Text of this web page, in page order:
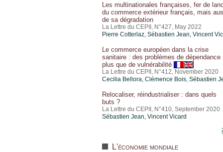
Les multinationales françaises, fer de
du commerce extérieur français, mais
de sa dégradation
La Lettre du CEPII, N°427, May 2022
Pierre Cotterlaz Sébastien Jean Vincent
Le commerce européen dans la crise
sanitaire : des problèmes de dépendance
plus que de vulnérabilité
La Lettre du CEPII, N°412, November 2020
Cecilia Bellora, Clémence Bois, Sébastien
Relocaliser, réindustrialiser : dans quels
buts ?
La Lettre du CEPII, N°410, September 2020
Sébastien Jean, Vincent Vicard
L'économie mondiale